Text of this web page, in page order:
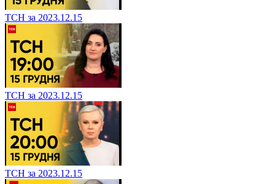
ТСН за 2023.12.15
ТСН за 2023.12.15
ТСН за 2023.12.15